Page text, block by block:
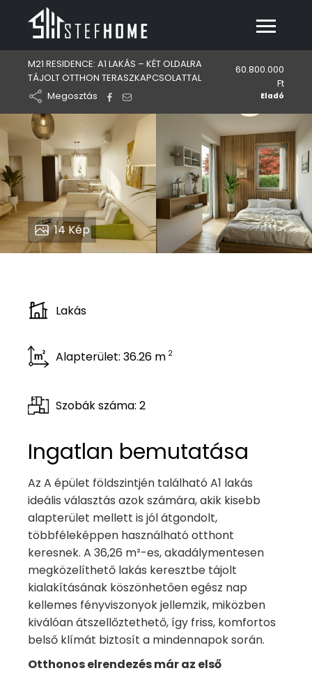
M21 RESIDENCE: A1 LAKÁS – KÉT OLDALRA
TÁJOLT OTTHON TERASZKAPCSOLATTAL
Megosztás
60.800.000
Ft
Eladó
14 Kép
Lakás
Alapterület: 36.26 m 2
Szobák száma: 2
Ingatlan bemutatása
Az A épület földszintjén található A1 lakás
ideális választás azok számára, akik kisebb
alapterület mellett is jól átgondolt,
többféleképpen használható otthont
keresnek. A 36,26 m²-es, akadálymentesen
megközelíthető lakás keresztbe tájolt
kialakításának köszönhetően egész nap
kellemes fényviszonyok jellemzik, miközben
kiválóan átszellőztethető, így friss, komfortos
belső klímát biztosít a mindennapok során.
Otthonos elrendezés már az első